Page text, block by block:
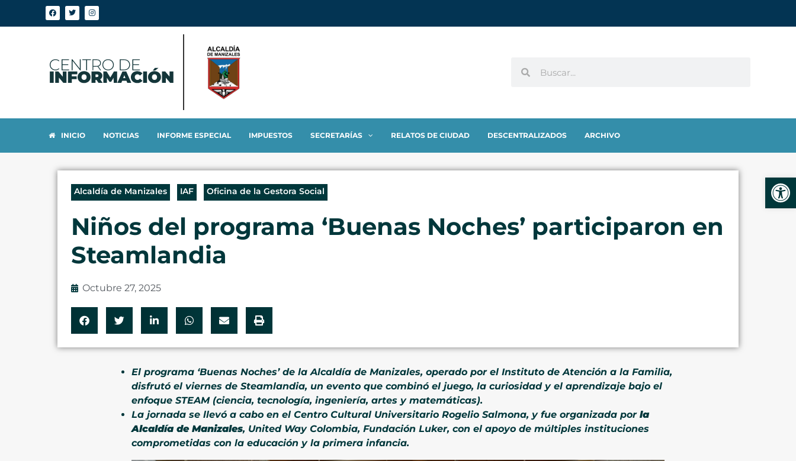
INICIO NOTICIAS INFORME ESPECIAL IMPUESTOS SECRETARÍAS RELATOS DE CIUDAD DESCENTRALIZADOS ARCHIVO
Alcaldía de Manizales IAF Oficina de la Gestora Social
Niños del programa ‘Buenas Noches’ participaron en
Steamlandia
Octubre 27, 2025
El programa ‘Buenas Noches’ de la Alcaldía de Manizales, operado por el Instituto de Atención a la Familia,
disfrutó el viernes de Steamlandia, un evento que combinó el juego, la curiosidad y el aprendizaje bajo el
enfoque STEAM (ciencia, tecnología, ingeniería, artes y matemáticas).
La jornada se llevó a cabo en el Centro Cultural Universitario Rogelio Salmona, y fue organizada por la
Alcaldía de Manizales, United Way Colombia, Fundación Luker, con el apoyo de múltiples instituciones
comprometidas con la educación y la primera infancia.